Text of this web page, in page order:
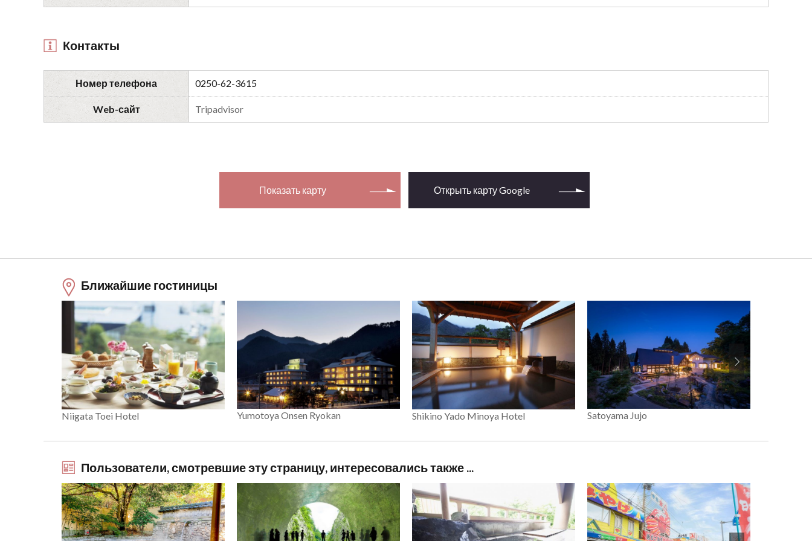
Контакты
Номер телефона 0250-62-3615
Web-сайт Tripadvisor
Показать карту Открыть карту Google
Ближайшие гостиницы
Niigata Toei Hotel Yumotoya Onsen Ryokan Shikino Yado Minoya Hotel Satoyama Jujo
Пользователи, смотревшие эту страницу, интересовались также ...